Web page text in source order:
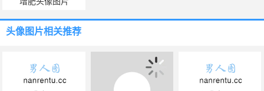
头像图片相关推荐